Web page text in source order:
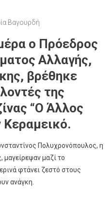
Βαγουρδή
ο Πρόεδρος
Αλλαγής,
βρέθηκε
της
“Ο Άλλος
Πολυχρονόπουλος, η
μαγείρεψαν μαζί το
φτάνει ζεστό στους
ανάγκη.